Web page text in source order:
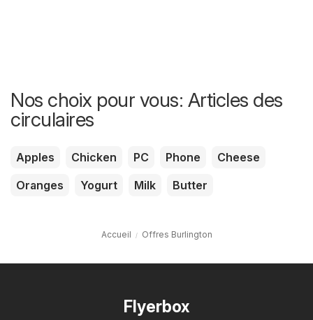
Nos choix pour vous: Articles des
circulaires
Apples Chicken PC Phone
Cheese
Oranges
Yogurt Milk Butter
Accueil Offres Burlington
Flyerbox